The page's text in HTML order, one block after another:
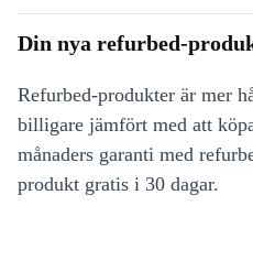
Din nya refurbed-
Refurbed-produkter är mer
billigare jämfört med att
månaders garanti med
produkt gratis i 30 dagar.